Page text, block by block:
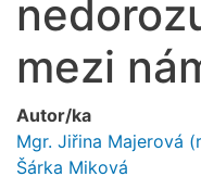
mezi
Autor/ka
Mgr. Jiřina Majerová
Šárka Miková